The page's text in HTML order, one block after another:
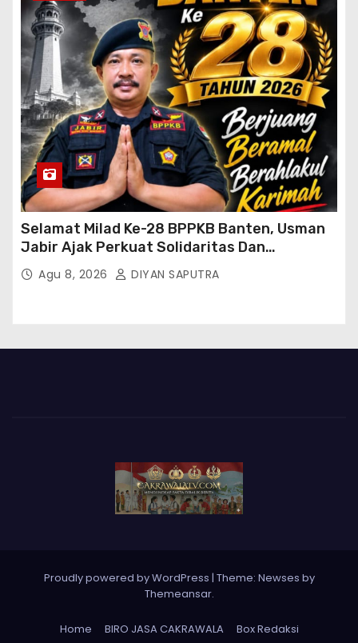
Selamat Milad Ke-28 BPPKB Banten, Usman
Jabir Ajak Perkuat Solidaritas Dan
Kebersamaan
Agu 8, 2026 DIYAN SAPUTRA
Proudly powered by WordPress | Theme: Newses by
Themeansar.
Home BIRO JASA CAKRAWALA Box Redaksi